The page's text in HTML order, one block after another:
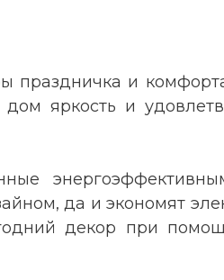
праздничка и
яркость и
да и экономят
декор при